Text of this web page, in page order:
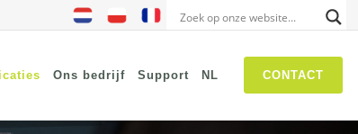
CONTACT
Ons bedrijf Support NL